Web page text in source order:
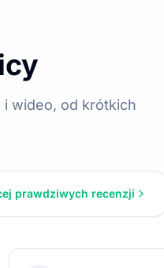
i wideo, od krótkich
prawdziwych recenzji